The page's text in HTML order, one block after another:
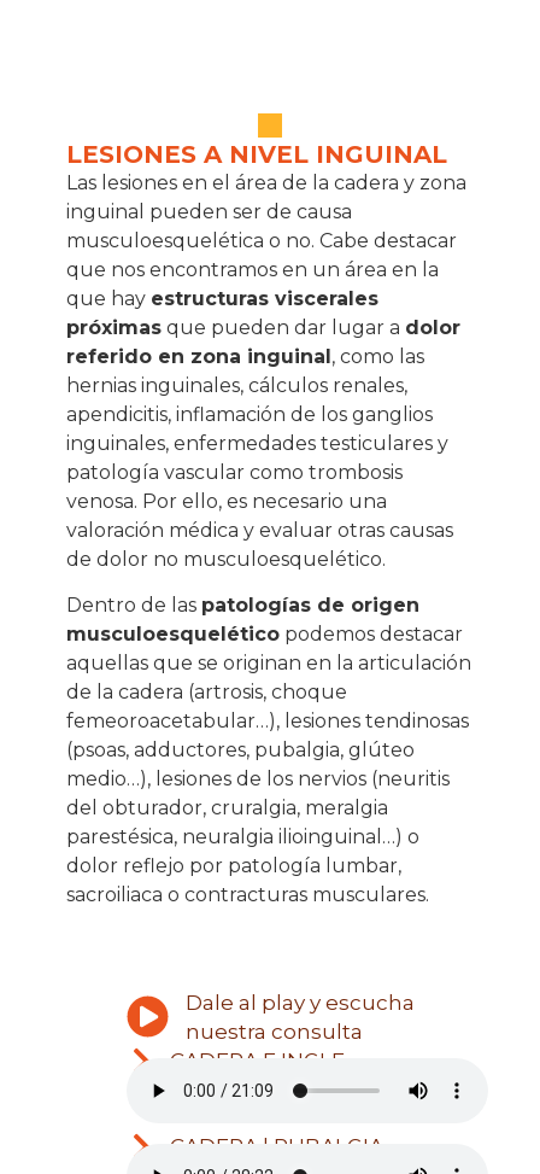
LESIONES A NIVEL INGUINAL
Las lesiones en el área de la cadera y zona
inguinal pueden ser de causa
musculoesquelética o no. Cabe destacar
que nos encontramos en un área en la
que hay estructuras viscerales
próximas que pueden dar lugar a dolor
referido en zona inguinal, como las
hernias inguinales, cálculos renales,
apendicitis, inflamación de los ganglios
inguinales, enfermedades testiculares y
patología vascular como trombosis
venosa. Por ello, es necesario una
valoración médica y evaluar otras causas
de dolor no musculoesquelético.
Dentro de las patologías de origen
musculoesquelético podemos destacar
aquellas que se originan en la articulación
de la cadera (artrosis, choque
femeoroacetabular…), lesiones tendinosas
(psoas, adductores, pubalgia, glúteo
medio…), lesiones de los nervios (neuritis
del obturador, cruralgia, meralgia
parestésica, neuralgia ilioinguinal…) o
dolor reflejo por patología lumbar,
sacroiliaca o contracturas musculares.
Dale al play y escucha
nuestra consulta
CADERA E INGLE
CADERA | PUBALGIA